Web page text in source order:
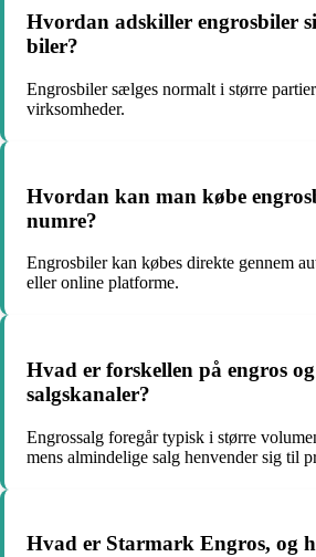
Hvordan adskiller engrosbiler
biler?
Engrosbiler sælges normalt i større
virksomheder.
Hvordan kan man købe
numre?
Engrosbiler kan købes direkte gennem
eller online platforme.
Hvad er forskellen på engros
salgskanaler?
Engrossalg foregår typisk i større
mens almindelige salg henvender sig til
Hvad er Starmark Engros, og